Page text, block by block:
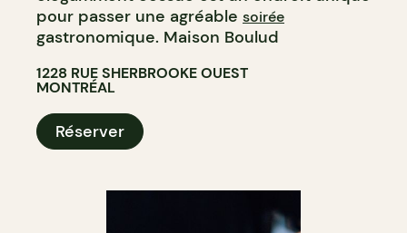
pour passer une agréable soirée
gastronomique. Maison Boulud
1228 RUE SHERBROOKE OUEST
MONTRÉAL
Réserver